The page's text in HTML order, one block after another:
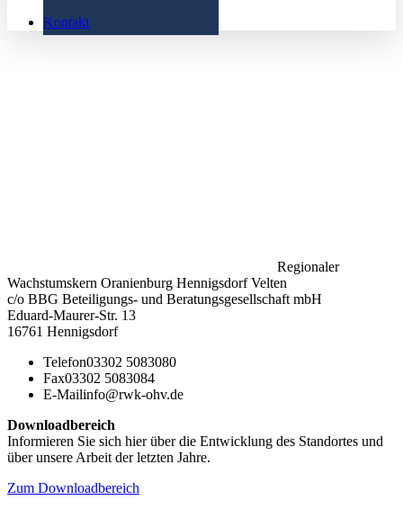
Kontakt
Regionaler
Wachstumskern Oranienburg Hennigsdorf Velten
c/o BBG Beteiligungs- und Beratungsgesellschaft mbH
Eduard-Maurer-Str. 13
16761 Hennigsdorf
Telefon03302 5083080
Fax03302 5083084
E-Mailinfo@rwk-ohv.de
Downloadbereich
Informieren Sie sich hier über die Entwicklung des Standortes und
über unsere Arbeit der letzten Jahre.
Zum Downloadbereich